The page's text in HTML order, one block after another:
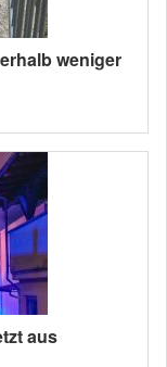
weniger
aus